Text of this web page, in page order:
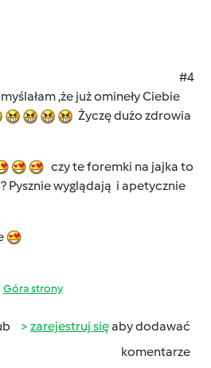
#4
,że już omineły Ciebie
Życzę dużo zdrowia
czy te foremki na jajka to
Pysznie wyglądają i apetycznie
Góra strony
zarejestruj sięaby dodawać
komentarze